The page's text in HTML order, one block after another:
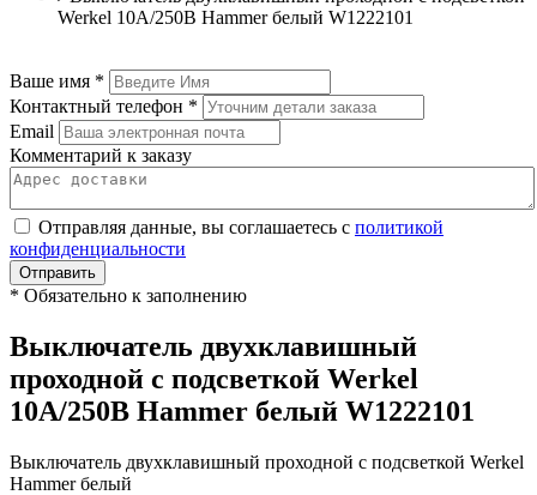
Werkel 10A/250В Hammer белый W1222101
Ваше имя *
Контактный телефон *
Email
Комментарий к заказу
Отправляя данные, вы соглашаетесь с политикой
конфиденциальности
Отправить
* Обязательно к заполнению
Выключатель двухклавишный
проходной с подсветкой Werkel
10A/250В Hammer белый W1222101
Выключатель двухклавишный проходной с подсветкой Werkel
Hammer белый